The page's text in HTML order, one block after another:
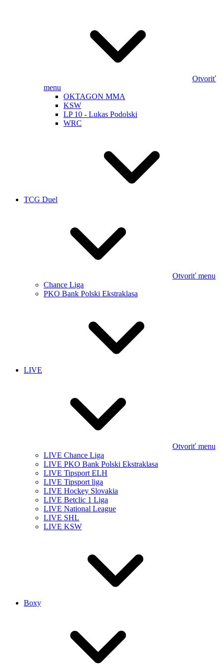
Otvoriť
menu
OKTAGON MMA
KSW
LP 10 - Lukas Podolski
WRC
TCG Duel
Otvoriť menu
Chance Liga
PKO Bank Polski Ekstraklasa
LIVE
Otvoriť menu
LIVE Chance Liga
LIVE PKO Bank Polski Ekstraklasa
LIVE Tipsport ELH
LIVE Tipsport liga
LIVE Hockey Slovakia
LIVE Betclic 1 Liga
LIVE National League
LIVE SHL
LIVE KSW
Boxy